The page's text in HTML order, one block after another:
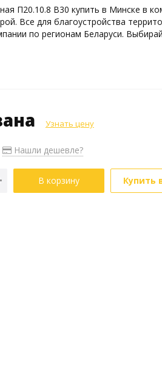
П20.10.8 В30 купить в Минске в
Все для благоустройства
по регионам Беларуси.
Узнать цену
Нашли дешевле?
В корзину Купить